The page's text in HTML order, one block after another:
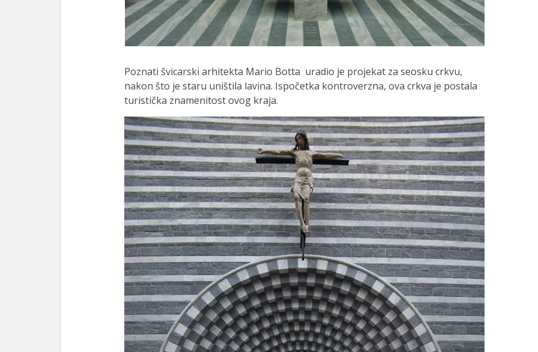
Poznati švicarski arhitekta Mario Botta uradio je projekat za seosku crkvu,
nakon što je staru uništila lavina. Ispočetka kontroverzna, ova crkva je postala
turistička znamenitost ovog kraja.